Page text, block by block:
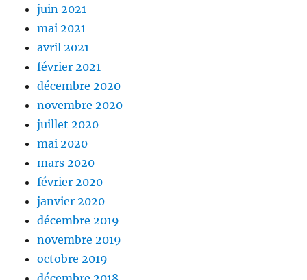
juin 2021
mai 2021
avril 2021
février 2021
décembre 2020
novembre 2020
juillet 2020
mai 2020
mars 2020
février 2020
janvier 2020
décembre 2019
novembre 2019
octobre 2019